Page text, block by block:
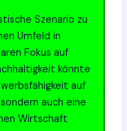
Szenario zu
Umfeld in
Fokus auf
könnte
auf
auch eine
Wirtschaft